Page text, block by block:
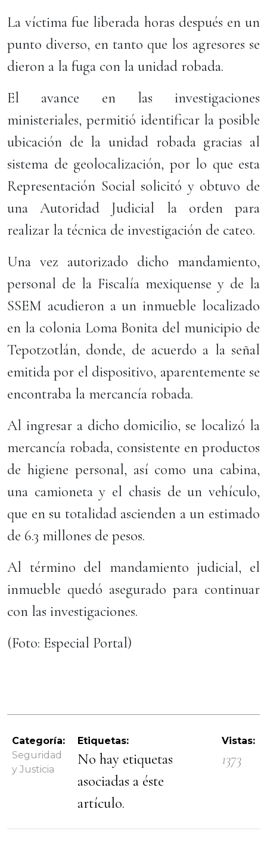
La víctima fue liberada horas después en un
punto diverso, en tanto que los agresores se
dieron a la fuga con la unidad robada.
El avance en las investigaciones
ministeriales, permitió identificar la posible
ubicación de la unidad robada gracias al
sistema de geolocalización, por lo que esta
Representación Social solicitó y obtuvo de
una Autoridad Judicial la orden para
realizar la técnica de investigación de cateo.
Una vez autorizado dicho mandamiento,
personal de la Fiscalía mexiquense y de la
SSEM acudieron a un inmueble localizado
en la colonia Loma Bonita del municipio de
Tepotzotlán, donde, de acuerdo a la señal
emitida por el dispositivo, aparentemente se
encontraba la mercancía robada.
Al ingresar a dicho domicilio, se localizó la
mercancía robada, consistente en productos
de higiene personal, así como una cabina,
una camioneta y el chasis de un vehículo,
que en su totalidad ascienden a un estimado
de 6.3 millones de pesos.
Al término del mandamiento judicial, el
inmueble quedó asegurado para continuar
con las investigaciones.
(Foto: Especial Portal)
Categoría:
Seguridad
y Justicia
Etiquetas:
No hay etiquetas
asociadas a éste
artículo.
Vistas:
1373